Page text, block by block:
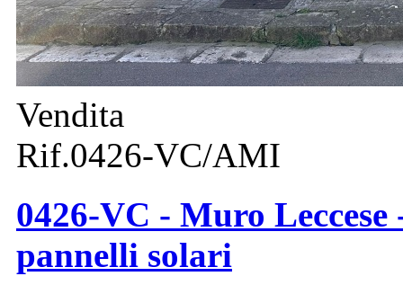
Vendita
Rif.0426-VC/AMI
0426-VC - Muro
pannelli solari